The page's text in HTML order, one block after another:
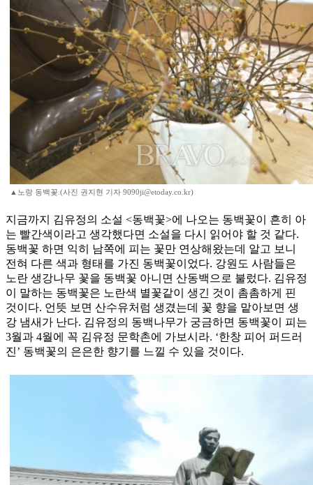
▲노랑 동백꽃.(사진 권지현 기자 9090ji@etoday.co.kr)
지금까지 김유정의 소설 <동백꽃>에 나오는 동백꽃이 흔히 아
는 빨간색이라고 생각했다면 소설을 다시 읽어야 할 것 같다.
동백꽃 하면 익히 남쪽에 피는 꽃만 연상해왔는데 알고 보니
전혀 다른 색과 형태를 가진 동백꽃이었다. 강원도 사람들은
노란 생강나무 꽃을 동백꽃 아니면 산동백으로 불렀다. 김유정
이 말하는 동백꽃은 노란색 별꽃같이 생긴 것이 촘촘하게 핀
것이다. 언뜻 보면 산수유처럼 생겼는데 꽃 향을 맡아보면 생
강 냄새가 난다. 김유정의 동백나무가 궁금하면 동백꽃이 피는
3월과 4월에 꼭 김유정 문학촌에 가보시라. ‘한창 피어 퍼드러
진’ 동백꽃의 은은한 향기를 느낄 수 있을 것이다.